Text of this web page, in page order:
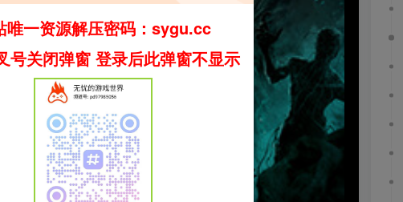
唯一资源解压密码：sygu.cc
号关闭弹窗 登录后此弹窗不显示